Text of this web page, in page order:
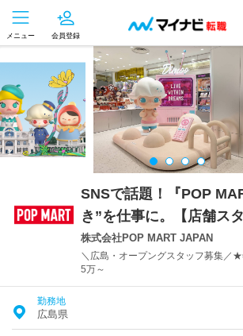
メニュー 会員登録
SNSで話題！『POP
き”を仕事に。【店舗スタ
株式会社POP MART JAPAN
＼広島・オープングスタッフ募集／
5万～
勤務地
広島県